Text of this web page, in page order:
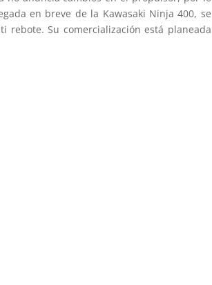
en breve de la Kawasaki Ninja 400, se
rebote. Su comercialización está planeada